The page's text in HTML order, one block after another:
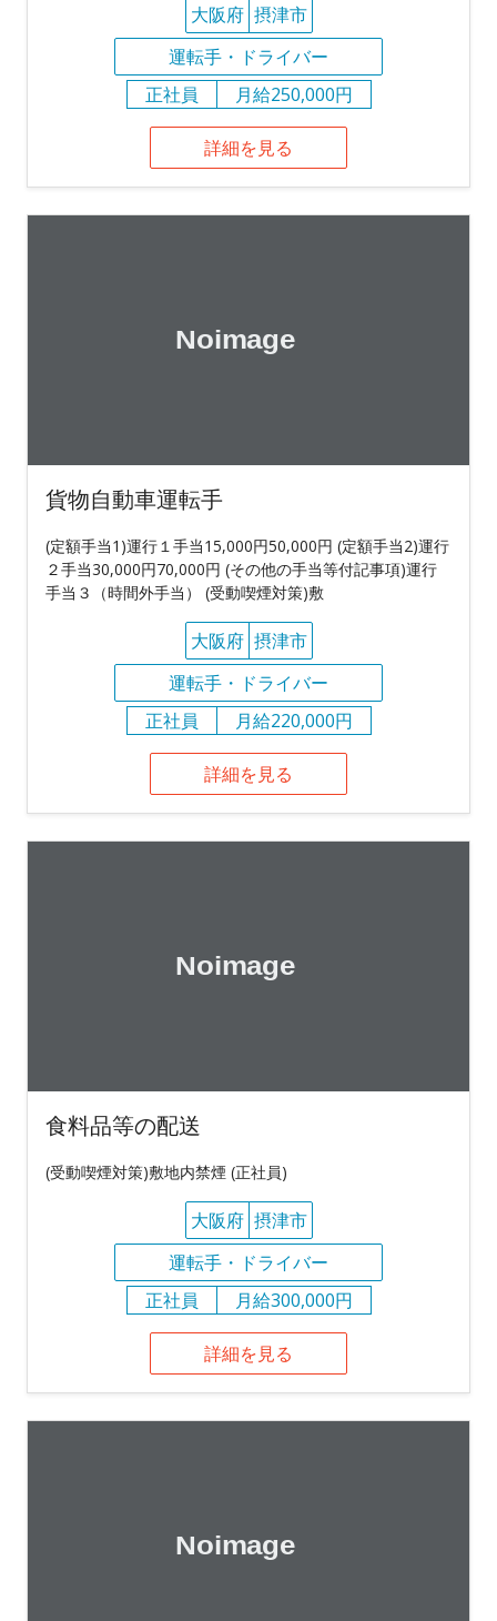
大阪府 摂津市
運転手・ドライバー
正社員
月給250,000円
詳細を見る
貨物自動車運転手
(定額手当1)運行１手当15,000円50,000円 (定額手当2)運行
２手当30,000円70,000円 (その他の手当等付記事項)運行
手当３（時間外手当） (受動喫煙対策)敷
大阪府 摂津市
運転手・ドライバー
正社員
月給220,000円
詳細を見る
食料品等の配送
(受動喫煙対策)敷地内禁煙 (正社員)
大阪府 摂津市
運転手・ドライバー
正社員
月給300,000円
詳細を見る